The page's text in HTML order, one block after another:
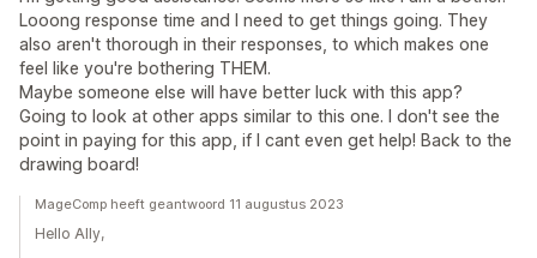
Looong response time and I need to get things going. They
also aren't thorough in their responses, to which makes one
feel like you're bothering THEM.
Maybe someone else will have better luck with this app?
Going to look at other apps similar to this one. I don't see the
point in paying for this app, if I cant even get help! Back to the
drawing board!
MageComp heeft geantwoord 11 augustus 2023
Hello Ally,